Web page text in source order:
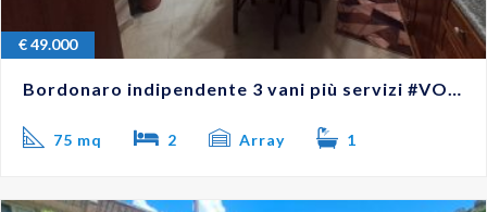
€49.000
Bordonaro indipendente 3 vani più servizi #VO18263
75 mq 2 Array 1